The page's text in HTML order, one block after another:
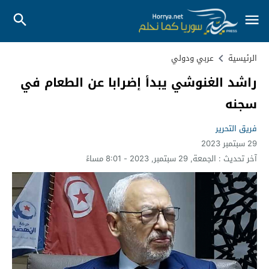
الرئيسية عربي ودولي
راشد الغنوشي يبدأ إضرابا عن الطعام في
سجنه
فريق التحرير
29 سبتمبر 2023
آخر تحديث : الجمعة, 29 سبتمبر, 2023 - 8:01 مساءً